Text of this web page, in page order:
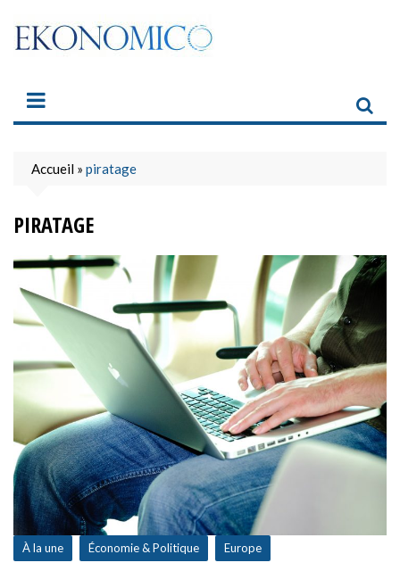
content
Accueil » piratage
PIRATAGE
À la une Économie & Politique Europe